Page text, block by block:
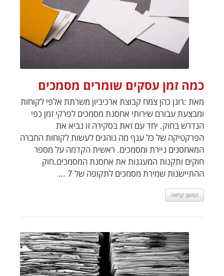
כמה זמן עסקים שומרים מסמכים
מאת :רונן כהן צמח קבוצת ארכיביון משרתת אלפי לקוחות
ומבצעת עבורם שירותי אחסנת מסמכים לפרקי זמן כפי
הנדרש בחוק. יחד עם זאת בסקירה זו נביא את
הפרקטיקה של כל ענף מה נוהגים לעשות לקוחות החברה
המאחסנים ניירת ומסמכים. ראשית הקדמה על מספר
חוקים ותקנות המעגנות את אחסנת המסמכים.חוק
ההתיישנות שמירת מסמכים לתקופה של 7 ...
המשך קריאה